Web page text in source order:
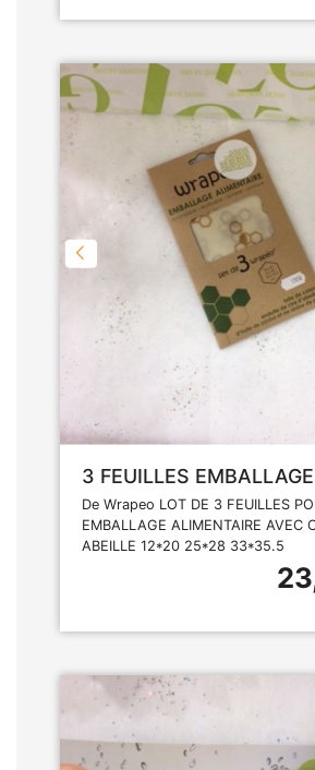
3 FEUILLES
De Wrapeo LOT DE 3 FEUILLES
EMBALLAGE ALIMENTAIRE AVEC
ABEILLE 12*20 25*28 33*35.5